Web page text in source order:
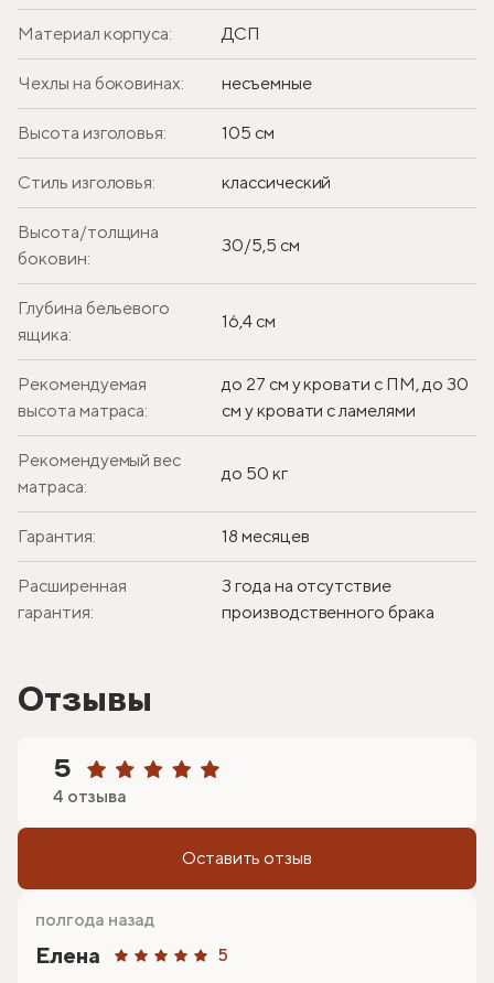
Материал корпуса: ДСП
Чехлы на боковинах: несъемные
Высота изголовья: 105 см
Стиль изголовья: классический
Высота/толщина
боковин:
30/5,5 см
Глубина бельевого
ящика:
16,4 см
Рекомендуемая
высота матраса:
до 27 см у кровати с ПМ, до 30
см у кровати с ламелями
Рекомендуемый вес
матраса:
до 50 кг
Гарантия: 18 месяцев
Расширенная
гарантия:
3 года на отсутствие
производственного брака
Отзывы
5
4 отзыва
Оставить отзыв
Елена 5
полгода назад